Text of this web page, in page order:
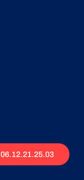
06.12.21.25.03